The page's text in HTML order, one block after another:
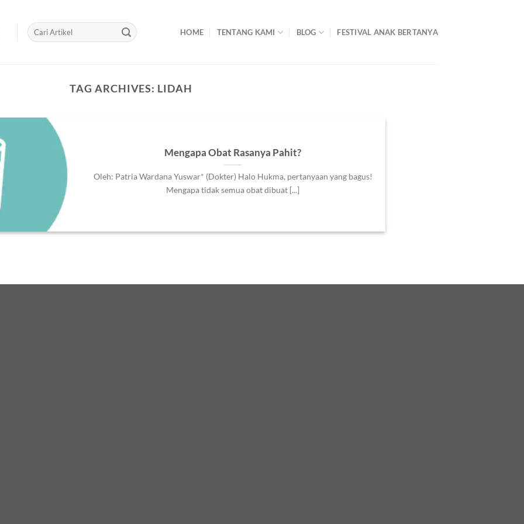
HOME TENTANG KAMI BLOG FESTIVAL ANAK BERTANYA
TAG ARCHIVES: LIDAH
Mengapa Obat Rasanya Pahit?
Oleh: Patria Wardana Yuswar* (Dokter) Halo Hukma, pertanyaan yang bagus!
Mengapa tidak semua obat dibuat [...]